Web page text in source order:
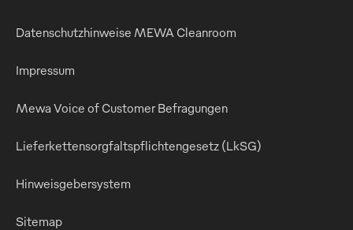
Datenschutzhinweise MEWA Cleanroom
Impressum
Mewa Voice of Customer Befragungen
Lieferkettensorgfaltspflichtengesetz (LkSG)
Hinweisgebersystem
Sitemap